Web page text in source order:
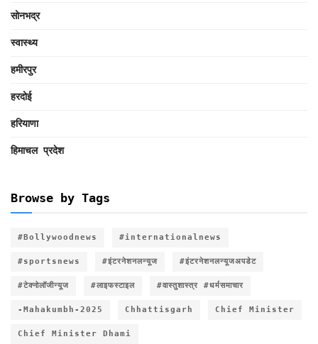
सोनभद्र
स्वास्थ्य
हमीरपुर
हरदोई
हरियाणा
हिमाचल प्रदेश
Browse by Tags
#Bollywoodnews #internationalnews
#sportsnews #इंटरनेशनलन्यूज #इंटरनेशनलन्यूजअपडेट
#टेक्नोलॉजीन्यूज #लाइफस्टाइल #वास्तुशास्त्र #धर्मसमाचार
-Mahakumbh-2025 Chhattisgarh Chief Minister
Chief Minister Dhami